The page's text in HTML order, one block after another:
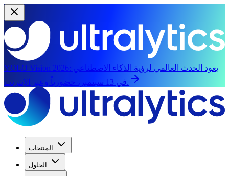
YOLO Vision 2026: يعود الحدث العالمي لرؤية الذكاء الاصطناعي
في 13 سبتمبر، حضورياً وعبر الإنترنت.
المنتجات
الحلول